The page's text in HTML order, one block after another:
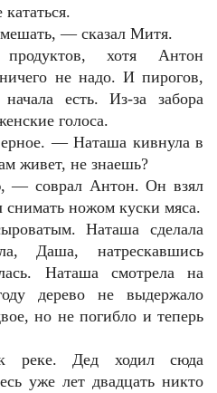
— сказал Митя.
хотя Антон
не надо. И пирогов,
есть. Из-за забора
голоса.
— Наташа кивнула в
живет, не знаешь?
— соврал Антон. Он взял
ножом куски мяса.
Наташа сделала
Даша, натрескавшись
Наташа смотрела на
дерево не выдержало
но не погибло и теперь
реке. Дед ходил сюда
уже лет двадцать никто